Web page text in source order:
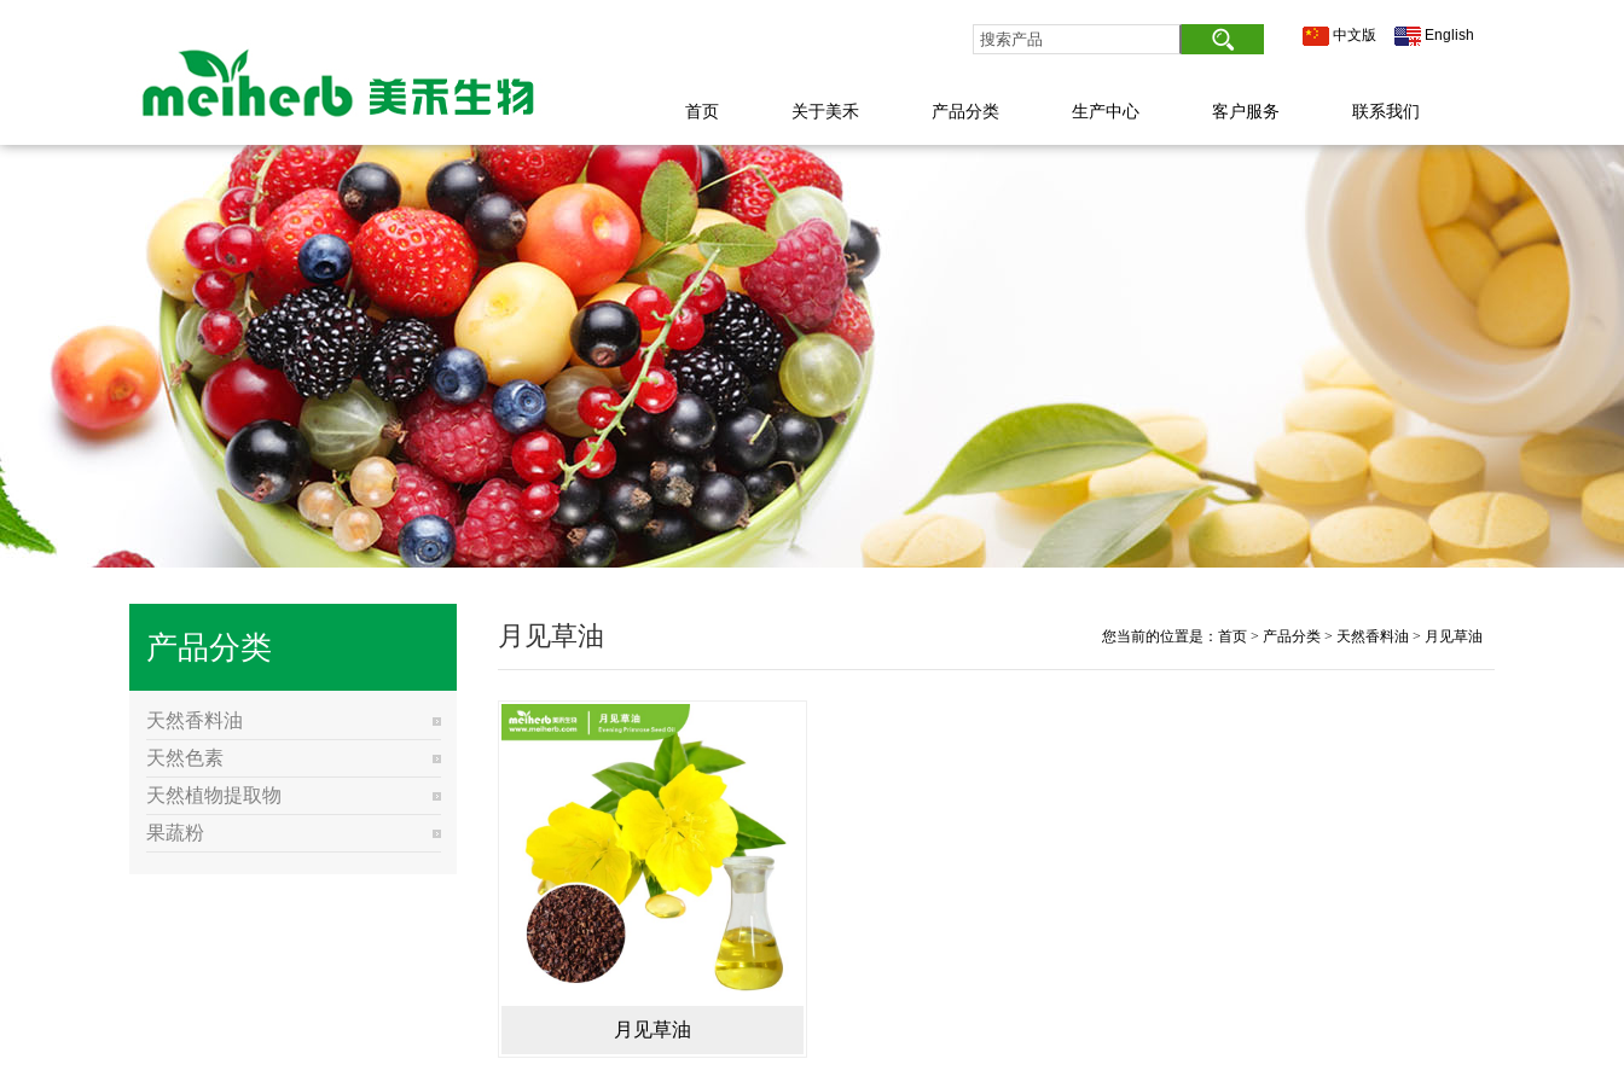
中文版 English
首页 关于美禾 产品分类 生产中心 客户服务 联系我们
产品分类
天然香料油
天然色素
天然植物提取物
果蔬粉
您当前的位置是： 首页 > 产品分类 > 天然香料油 > 月见草油
月见草油
月见草油